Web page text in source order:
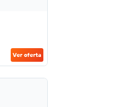
Ver oferta